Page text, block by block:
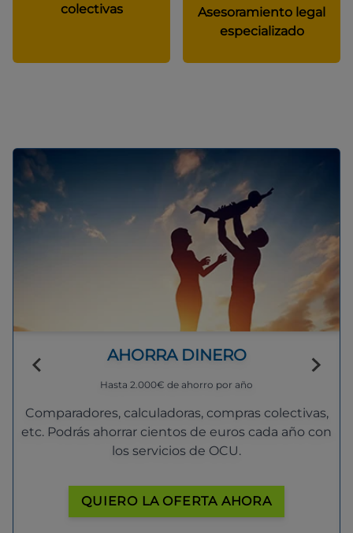
colectivas
Asesoramiento legal
especializado
AHORRA DINERO
Hasta 2.000€ de ahorro por año
Comparadores, calculadoras, compras colectivas,
etc. Podrás ahorrar cientos de euros cada año con
los servicios de OCU.
QUIERO LA OFERTA AHORA